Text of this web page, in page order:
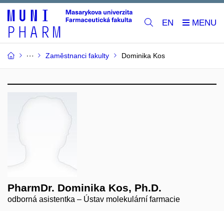
EN
Zaměstnanci fakulty Dominika Kos
PharmDr. Dominika Kos, Ph.D.
odborná asistentka – Ústav molekulární farmacie